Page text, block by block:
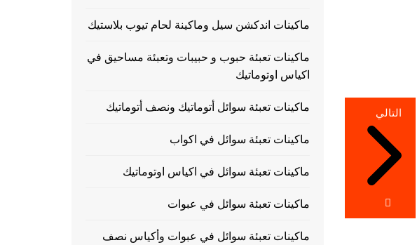
التالي
ماكينات اندكشن سيل وماكينة لحام تيوب بلاستيك
ماكينات تعبئة حبوب و حبيبات وتعبئة مساحيق في
اكياس اوتوماتيك
ماكينات تعبئة سوائل أتوماتيك ونصف أتوماتيك
ماكينات تعبئة سوائل في اكواب
ماكينات تعبئة سوائل في اكياس اوتوماتيك
ماكينات تعبئة سوائل في عبوات
ماكينات تعبئة سوائل في عبوات وأكياس نصف